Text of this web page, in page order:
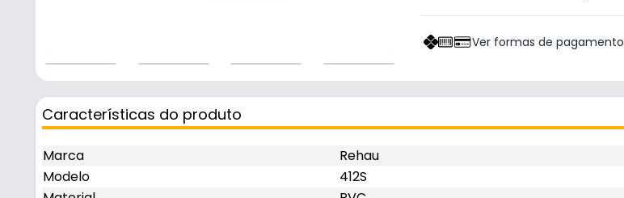
Ver formas de pagamento
Características do produto
Marca
Rehau
Modelo
412S